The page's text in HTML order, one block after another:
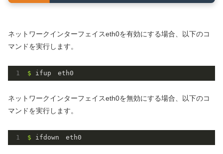
ネットワークインターフェイスeth0を有効にする場合、以下のコ
マンドを実行します。
$ ifup　eth0
ネットワークインターフェイスeth0を無効にする場合、以下のコ
マンドを実行します。
$ ifdown　eth0